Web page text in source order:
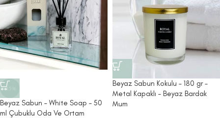
-15%
Beyaz Sabun – White Soap – 50
ml Çubuklu Oda Ve Ortam
Beyaz Sabun Kokulu – 180 gr –
Metal Kapaklı – Beyaz Bardak
Mum